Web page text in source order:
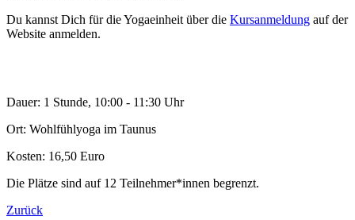
Du kannst Dich für die Yogaeinheit über die Kursanmeldung auf der
Website anmelden.
Dauer: 1 Stunde, 10:00 - 11:30 Uhr
Ort: Wohlfühlyoga im Taunus
Kosten: 16,50 Euro
Die Plätze sind auf 12 Teilnehmer*innen begrenzt.
Zurück